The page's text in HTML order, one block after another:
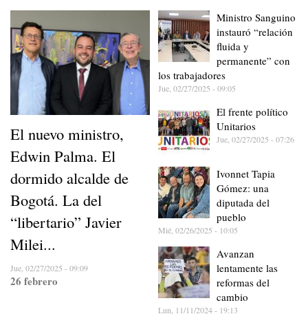
El nuevo ministro,
Edwin Palma. El
dormido alcalde de
Bogotá. La del
“libertario” Javier
Milei...
Jue, 02/27/2025 - 09:09
26 febrero
Ministro Sanguino
instauró “relación
fluida y
permanente” con
los trabajadores
Jue, 02/27/2025 - 09:05
El frente político
Unitarios
Jue, 02/27/2025 - 07:26
Ivonnet Tapia
Gómez: una
diputada del
pueblo
Mié, 02/26/2025 - 10:05
Avanzan
lentamente las
reformas del
cambio
Lun, 11/11/2024 - 19:13